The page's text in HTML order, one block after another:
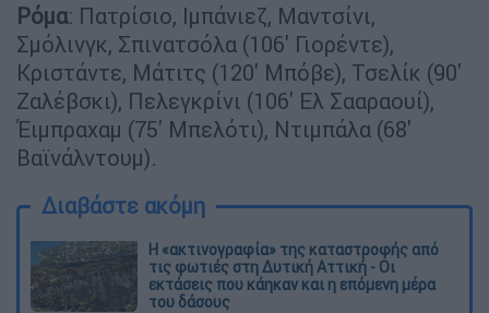
Ρόμα: Πατρίσιο, Ιμπάνιεζ, Μαντσίνι,
Σμόλινγκ, Σπινατσόλα (106' Γιορέντε),
Κριστάντε, Μάτιτς (120' Μπόβε), Τσελίκ (90'
Ζαλέβσκι), Πελεγκρίνι (106' Ελ Σααραουί),
Έιμπραχαμ (75' Μπελότι), Ντιμπάλα (68'
Βαϊνάλντουμ).
Διαβάστε ακόμη
Η «ακτινογραφία» της καταστροφής από
τις φωτιές στη Δυτική Αττική - Οι
εκτάσεις που κάηκαν και η επόμενη μέρα
του δάσους